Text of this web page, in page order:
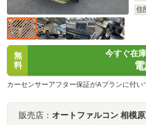
住
無
料
今すぐ在
カーセンサーアフター保証がAプランに付い
販売店： オートファルコン 相模